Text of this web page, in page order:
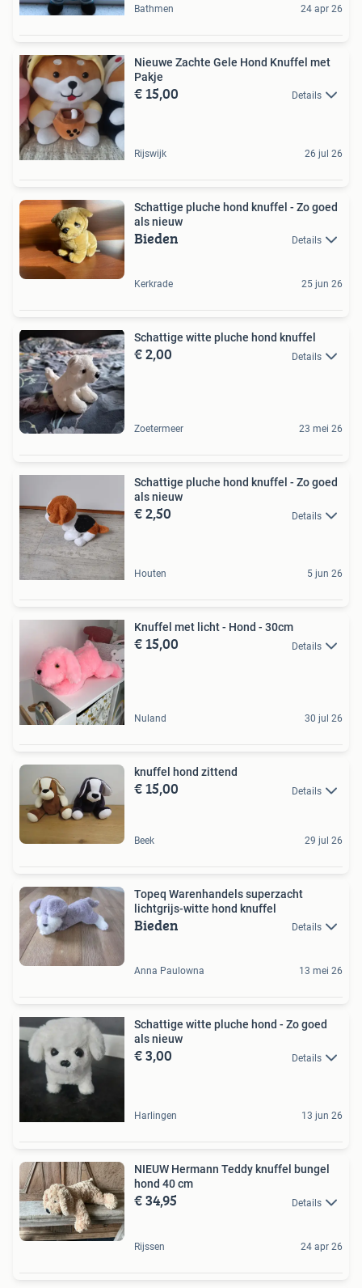
Bathmen 24 apr 26
Nieuwe Zachte Gele Hond Knuffel met
Pakje
€ 15,00 Details
Rijswijk 26 jul 26
Schattige pluche hond knuffel - Zo goed
als nieuw
Bieden Details
Kerkrade 25 jun 26
Schattige witte pluche hond knuffel
€ 2,00 Details
Zoetermeer 23 mei 26
Schattige pluche hond knuffel - Zo goed
als nieuw
€ 2,50 Details
Houten 5 jun 26
Knuffel met licht - Hond - 30cm
€ 15,00 Details
Nuland 30 jul 26
knuffel hond zittend
€ 15,00 Details
Beek 29 jul 26
Topeq Warenhandels superzacht
lichtgrijs-witte hond knuffel
Bieden Details
Anna Paulowna 13 mei 26
Schattige witte pluche hond - Zo goed
als nieuw
€ 3,00 Details
Harlingen 13 jun 26
NIEUW Hermann Teddy knuffel bungel
hond 40 cm
€ 34,95 Details
Rijssen 24 apr 26